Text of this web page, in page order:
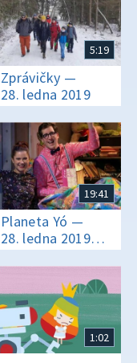
5:19
Zprávičky —
28. ledna 2019
19:41
Planeta Yó —
28. ledna 2019
16:11
1:02